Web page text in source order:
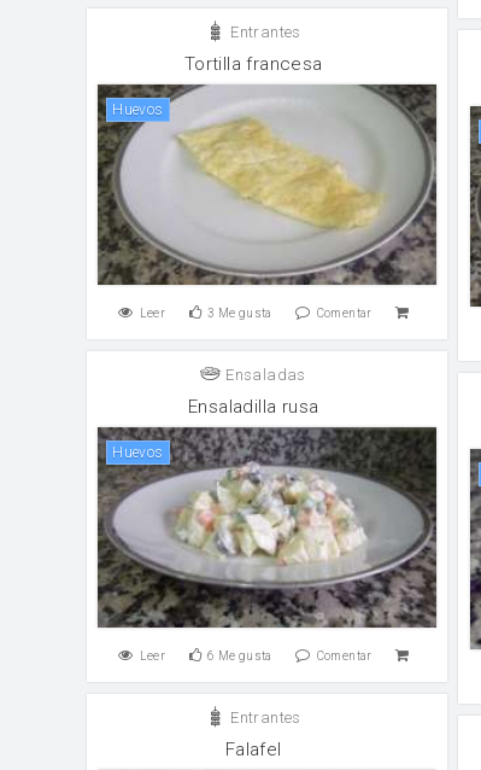
Entrantes
Tortilla francesa
huevos
Leer 3 Me gusta Comentar
Ensaladas
Ensaladilla rusa
huevos
Leer 6 Me gusta Comentar
Entrantes
Falafel